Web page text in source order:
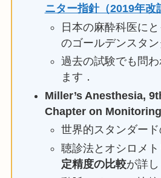
ニター指針（2019年改
日本の麻酔科医に
のゴールデンスタン
過去の試験でも問
ます．
Miller’s Anesthesia,
Chapter on Monitoring
世界的スタンダード
聴診法とオシロメ
定精度の比較が詳し